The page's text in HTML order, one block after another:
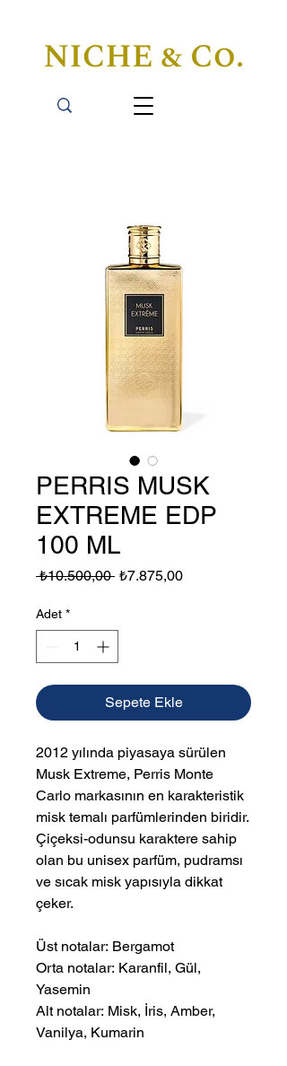
PERRIS MUSK
EXTREME EDP
100 ML
₺10.500,00 Normal
₺7.875,00İndirimli
Adet *
Sepete Ekle
2012 yılında piyasaya sürülen
Musk Extreme, Perris Monte
Carlo markasının en karakteristik
misk temalı parfümlerinden biridir.
Çiçeksi-odunsu karaktere sahip
olan bu unisex parfüm, pudramsı
ve sıcak misk yapısıyla dikkat
çeker.
Üst notalar: Bergamot
Orta notalar: Karanfil, Gül,
Yasemin
Alt notalar: Misk, İris, Amber,
Vanilya, Kumarin